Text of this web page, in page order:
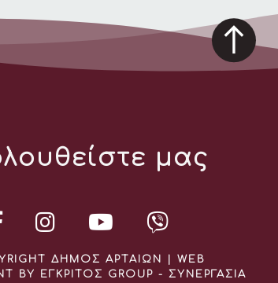
μας
ΔΗΜΟΣ ΑΡΤΑΙΩΝ | WEB
BY ΕΓΚΡΙΤΟΣ GROUP - ΣΥΝΕΡΓΑΣΙΑ